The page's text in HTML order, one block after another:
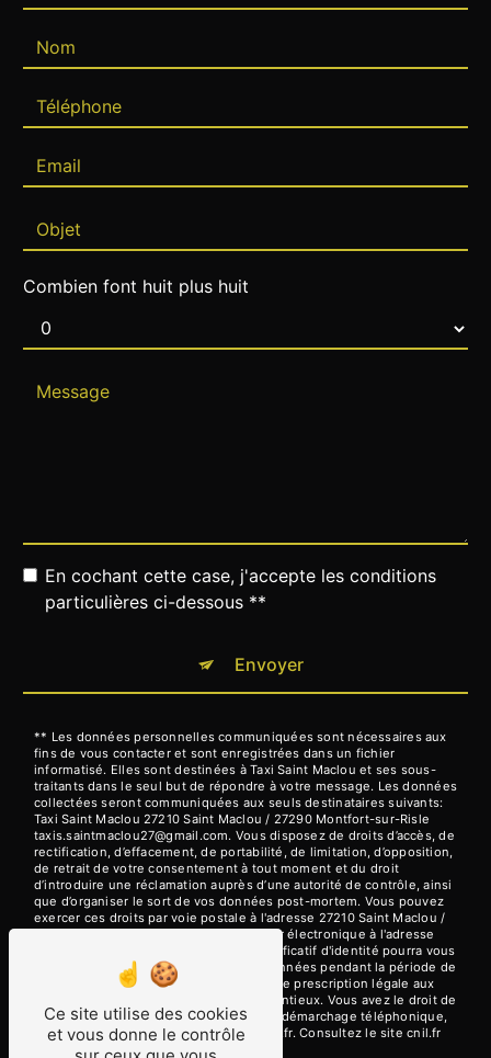
Combien font huit plus huit
En cochant cette case, j'accepte les conditions
particulières ci-dessous **
Envoyer
** Les données personnelles communiquées sont nécessaires aux
fins de vous contacter et sont enregistrées dans un fichier
informatisé. Elles sont destinées à Taxi Saint Maclou et ses sous-
traitants dans le seul but de répondre à votre message. Les données
collectées seront communiquées aux seuls destinataires suivants:
Taxi Saint Maclou 27210 Saint Maclou / 27290 Montfort-sur-Risle
taxis.saintmaclou27@gmail.com. Vous disposez de droits d’accès, de
rectification, d’effacement, de portabilité, de limitation, d’opposition,
de retrait de votre consentement à tout moment et du droit
d’introduire une réclamation auprès d’une autorité de contrôle, ainsi
que d’organiser le sort de vos données post-mortem. Vous pouvez
exercer ces droits par voie postale à l'adresse 27210 Saint Maclou /
27290 Montfort-sur-Risle ou par courrier électronique à l'adresse
taxis.saintmaclou27@gmail.com. Un justificatif d'identité pourra vous
être demandé. Nous conservons vos données pendant la période de
prise de contact puis pendant la durée de prescription légale aux
fins probatoires et de gestion des contentieux. Vous avez le droit de
vous inscrire sur la liste d'opposition au démarchage téléphonique,
disponible à cette adresse: Bloctel.gouv.fr. Consultez le site cnil.fr
pour plus d’informations sur vos droits.
Ce site utilise des cookies
et vous donne le contrôle